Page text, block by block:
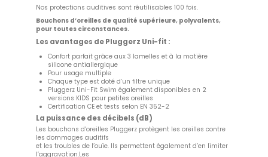
Nos protections auditives sont réutilisables 100 fois.
Bouchons d’oreilles de qualité supérieure, polyvalents,
pour toutes circonstances.
Les avantages de Pluggerz Uni-fit :
Confort parfait grâce aux 3 lamelles et à la matière
silicone antiallergique
Pour usage multiple
Chaque type est doté d’un filtre unique
Pluggerz Uni-Fit Swim également disponibles en 2
versions KIDS pour petites oreilles
Certification CE et tests selon EN 352-2
La puissance des décibels (dB)
Les bouchons d’oreilles Pluggerz protègent les oreilles contre
les dommages auditifs
et les troubles de l’ouïe. Ils permettent également d’en limiter
l’aggravation.Les